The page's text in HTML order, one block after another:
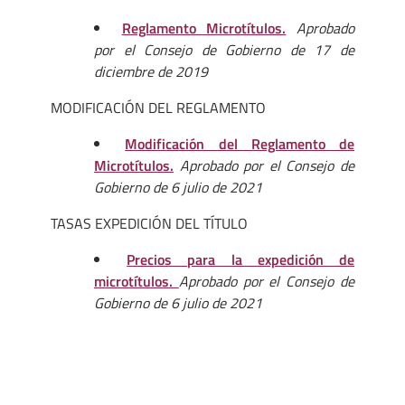
Reglamento Microtítulos. Aprobado
por el Consejo de Gobierno de 17 de
diciembre de 2019
MODIFICACIÓN DEL REGLAMENTO
Modificación del Reglamento de
Microtítulos. Aprobado por el Consejo de
Gobierno de 6 julio de 2021
TASAS EXPEDICIÓN DEL TÍTULO
Precios para la expedición de
microtítulos. Aprobado por el Consejo de
Gobierno de 6 julio de 2021